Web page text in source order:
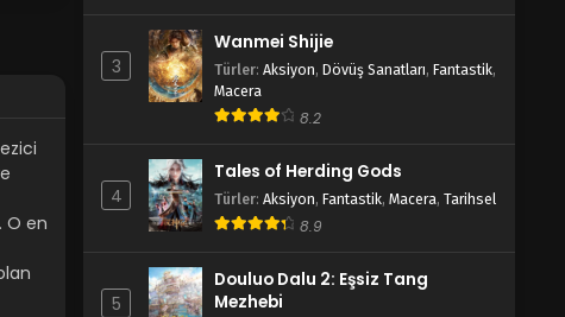
O en
3
Wanmei Shijie
Türler: Aksiyon, Dövüş Sanatları, Fantastik,
Macera
8.2
4
Tales of Herding Gods
Türler: Aksiyon, Fantastik, Macera, Tarihsel
8.9
5
Douluo Dalu 2: Eşsiz Tang
Mezhebi